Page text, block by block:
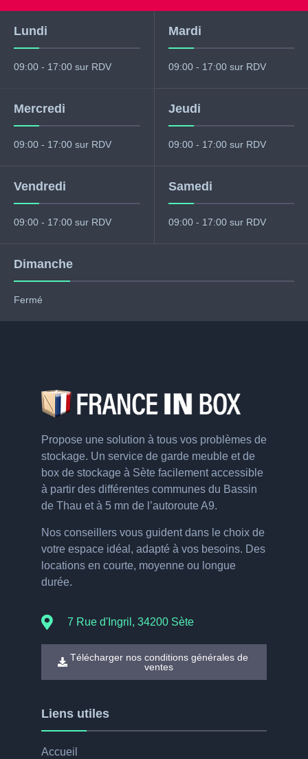
Lundi
09:00 - 17:00 sur RDV
Mardi
09:00 - 17:00 sur RDV
Mercredi
09:00 - 17:00 sur RDV
Jeudi
09:00 - 17:00 sur RDV
Vendredi
09:00 - 17:00 sur RDV
Samedi
09:00 - 17:00 sur RDV
Dimanche
Fermé
Propose une solution à tous vos problèmes de
stockage. Un service de garde meuble et de
box de stockage à Sète facilement accessible
à partir des différentes communes du Bassin
de Thau et à 5 mn de l’autoroute A9.
Nos conseillers vous guident dans le choix de
votre espace idéal, adapté à vos besoins. Des
locations en courte, moyenne ou longue
durée.
7 Rue d'Ingril, 34200 Sète
Télécharger nos conditions générales de
ventes
Liens utiles
Accueil